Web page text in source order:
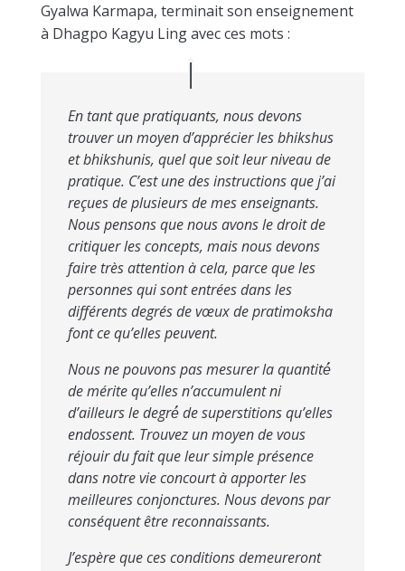
Gyalwa Karmapa, terminait son enseignement
à Dhagpo Kagyu Ling avec ces mots :
En tant que pratiquants, nous devons
trouver un moyen d’apprécier les bhikshus
et bhikshunis, quel que soit leur niveau de
pratique. C’est une des instructions que j’ai
reçues de plusieurs de mes enseignants.
Nous pensons que nous avons le droit de
critiquer les concepts, mais nous devons
faire très attention à cela, parce que les
personnes qui sont entrées dans les
différents degrés de vœux de pratimoksha
font ce qu’elles peuvent.
Nous ne pouvons pas mesurer la quantité́
de mérite qu’elles n’accumulent ni
d’ailleurs le degré́ de superstitions qu’elles
endossent. Trouvez un moyen de vous
réjouir du fait que leur simple présence
dans notre vie concourt à apporter les
meilleures conjonctures. Nous devons par
conséquent être reconnaissants.
J’espère que ces conditions demeureront